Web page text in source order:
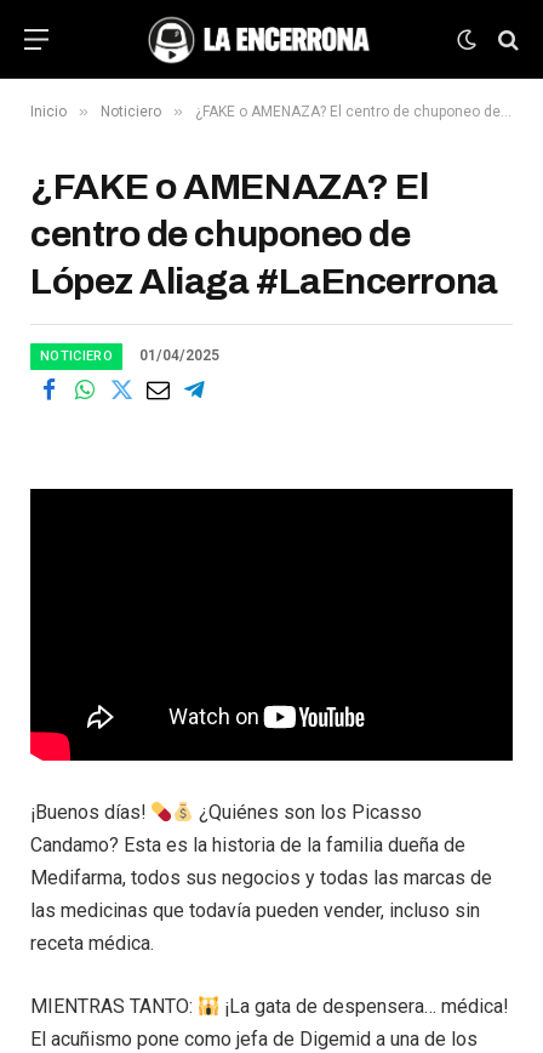
Inicio » Noticiero » ¿FAKE o AMENAZA? El centro de chuponeo de López Aliaga #LaEncerrona
¿FAKE o AMENAZA? El
centro de chuponeo de
López Aliaga #LaEncerrona
NOTICIERO 01/04/2025
¡Buenos días!
¿Quiénes son los Picasso
Candamo? Esta es la historia de la familia dueña de
Medifarma, todos sus negocios y todas las marcas de
las medicinas que todavía pueden vender, incluso sin
receta médica.
MIENTRAS TANTO:
¡La gata de despensera… médica!
El acuñismo pone como jefa de Digemid a una de los